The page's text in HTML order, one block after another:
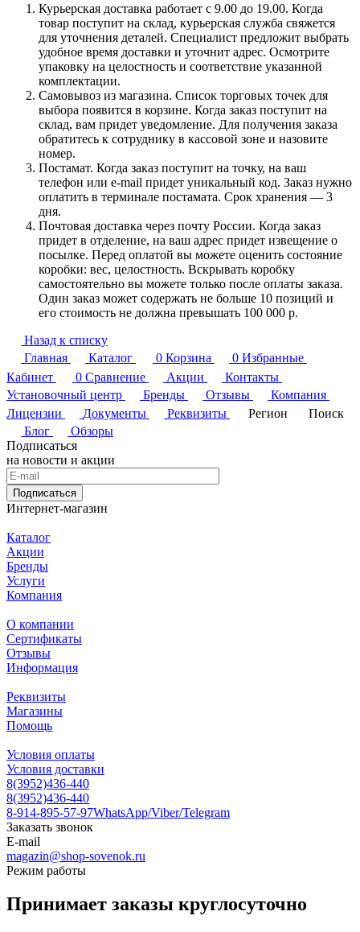
Курьерская доставка работает с 9.00 до 19.00. Когда
товар поступит на склад, курьерская служба свяжется
для уточнения деталей. Специалист предложит выбрать
удобное время доставки и уточнит адрес. Осмотрите
упаковку на целостность и соответствие указанной
комплектации.
Самовывоз из магазина. Список торговых точек для
выбора появится в корзине. Когда заказ поступит на
склад, вам придет уведомление. Для получения заказа
обратитесь к сотруднику в кассовой зоне и назовите
номер.
Постамат. Когда заказ поступит на точку, на ваш
телефон или e-mail придет уникальный код. Заказ нужно
оплатить в терминале постамата. Срок хранения — 3
дня.
Почтовая доставка через почту России. Когда заказ
придет в отделение, на ваш адрес придет извещение о
посылке. Перед оплатой вы можете оценить состояние
коробки: вес, целостность. Вскрывать коробку
самостоятельно вы можете только после оплаты заказа.
Один заказ может содержать не больше 10 позиций и
его стоимость не должна превышать 100 000 р.
Назад к списку
Главная
Каталог 0 Корзина 0 Избранные
Кабинет
0 Сравнение Акции
Контакты
Установочный центр
Бренды Отзывы
Компания
Лицензии
Документы Реквизиты Регион
Поиск
Блог
Обзоры
Подписаться
на новости и акции
Подписаться
Интернет-магазин
Каталог
Акции
Бренды
Услуги
Компания
О компании
Сертификаты
Отзывы
Информация
Реквизиты
Магазины
Помощь
Условия оплаты
Условия доставки
8(3952)436-440
8(3952)436-440
8-914-895-57-97WhatsApp/Viber/Telegram
Заказать звонок
E-mail
magazin@shop-sovenok.ru
Режим работы
Принимает заказы круглосуточно